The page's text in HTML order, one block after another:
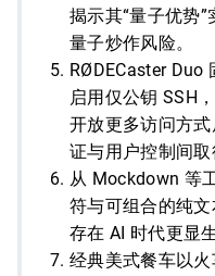
揭示其“量子优势
量子炒作风险。
RØDECaster Duo
启用仅公钥 SSH
开放更多访问方
证与用户控制间取
从 Mockdown 等
符与可组合的纯
存在 AI 时代更显
经典美式餐车以